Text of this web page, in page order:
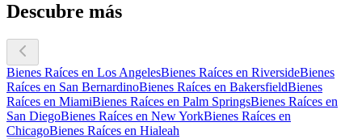
Descubre más
Bienes Raíces en Los AngelesBienes Raíces en RiversideBienes
Raíces en San BernardinoBienes Raíces en BakersfieldBienes
Raíces en MiamiBienes Raíces en Palm SpringsBienes Raíces en
San DiegoBienes Raíces en New YorkBienes Raíces en
ChicagoBienes Raíces en Hialeah